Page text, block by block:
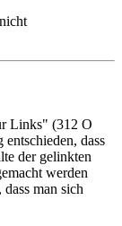
Links" (312 O
dass
der gelinkten
werden
man sich